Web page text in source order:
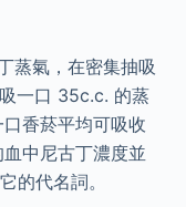
蒸氣，在密集抽吸
一口 35c.c. 的蒸
香菸平均可吸收
中尼古丁濃度並
的代名詞。